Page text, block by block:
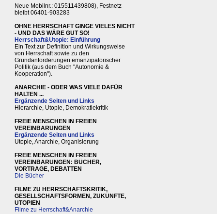
Neue Mobilnr.: 015511439808), Festnetz
bleibt 06401-903283
OHNE HERRSCHAFT GINGE VIELES NICHT
- UND DAS WÄRE GUT SO!
Herrschaft&Utopie: Einführung
Ein Text zur Definition und Wirkungsweise
von Herrschaft sowie zu den
Grundanforderungen emanzipatorischer
Politik (aus dem Buch "Autonomie &
Kooperation").
ANARCHIE - ODER WAS VIELE DAFÜR
HALTEN ...
Ergänzende Seiten und Links
Hierarchie, Utopie, Demokratiekritik
FREIE MENSCHEN IN FREIEN
VEREINBARUNGEN
Ergänzende Seiten und Links
Utopie, Anarchie, Organisierung
FREIE MENSCHEN IN FREIEN
VEREINBARUNGEN: BÜCHER,
VORTRAGE, DEBATTEN
Die Bücher
FILME ZU HERRSCHAFTSKRITIK,
GESELLSCHAFTSFORMEN, ZUKÜNFTE,
UTOPIEN
Filme zu Herrschaft&Anarchie